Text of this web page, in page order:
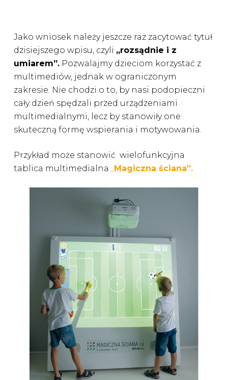
Jako wniosek należy jeszcze raz zacytować tytuł
dzisiejszego wpisu, czyli „rozsądnie i z
umiarem”.Pozwalajmy dzieciom korzystać z
multimediów, jednak w ograniczonym
zakresie. Nie chodzi o to, by nasi podopieczni
cały dzień spędzali przed urządzeniami
multimedialnymi, lecz by stanowiły one
skuteczną formę wspierania i motywowania.
Przykład może stanowić wielofunkcyjna
tablica multimedialna „Magiczna ściana”.